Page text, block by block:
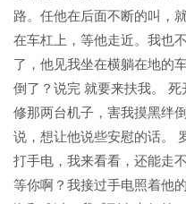
路。任他在后面不断的叫，
在车杠上，等他走近。我也
了，他见我坐在横躺在地的
倒了？说完 就要来扶我。
修那两台机子，害我摸黑绊
说，想让他说些安慰的话。
打手电，我来看看，还能走
等你啊？我接过手电照着他